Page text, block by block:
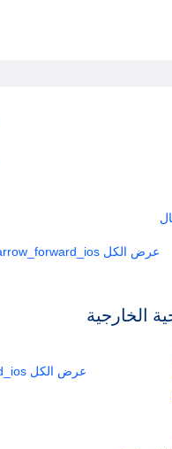
عرض الكل
الخارجية
عرض الكل